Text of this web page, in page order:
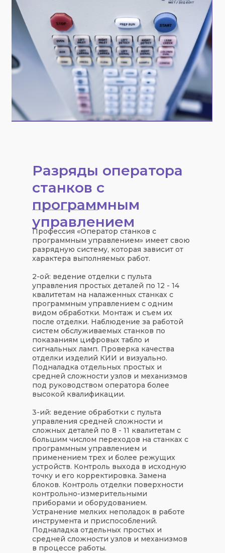
Разряды оператора
станков с
программным
управлением
Профессия «Оператор станков с
программным управлением» имеет свою
разрядную систему, которая зависит от
характера выполняемых работ.
2-ой: ведение отделки с пульта
управления простых деталей по 12 - 14
квалитетам на налаженных станках с
программным управлением с одним
видом обработки. Монтаж и съем их
после отделки. Наблюдение за работой
систем обслуживаемых станков по
показаниям цифровых табло и
сигнальных ламп. Проверка качества
отделки изделий КИИ и визуально.
Подналадка отдельных простых и
средней сложности узлов и механизмов
под руководством оператора более
высокой квалификации.
3-ий: ведение обработки с пульта
управления средней сложности и
сложных деталей по 8 - 11 квалитетам с
большим числом переходов на станках с
программным управлением и
применением трех и более режущих
устройств. Контроль выхода в исходную
точку и его корректировка. Замена
блоков. Контроль отделки поверхности
контрольно-измерительными
приборами и оборудованием.
Устранение мелких неполадок в работе
инструмента и приспособлений.
Подналадка отдельных простых и
средней сложности узлов и механизмов
в процессе работы.